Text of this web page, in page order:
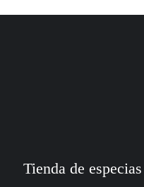
Tienda de